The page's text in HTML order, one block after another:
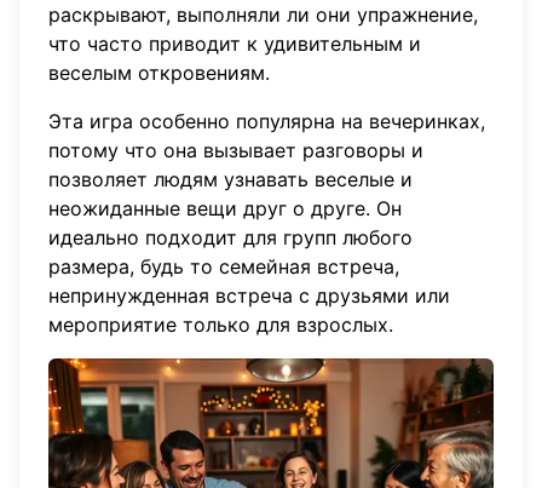
раскрывают, выполняли ли они упражнение,
что часто приводит к удивительным и
веселым откровениям.
Эта игра особенно популярна на вечеринках,
потому что она вызывает разговоры и
позволяет людям узнавать веселые и
неожиданные вещи друг о друге. Он
идеально подходит для групп любого
размера, будь то семейная встреча,
непринужденная встреча с друзьями или
мероприятие только для взрослых.